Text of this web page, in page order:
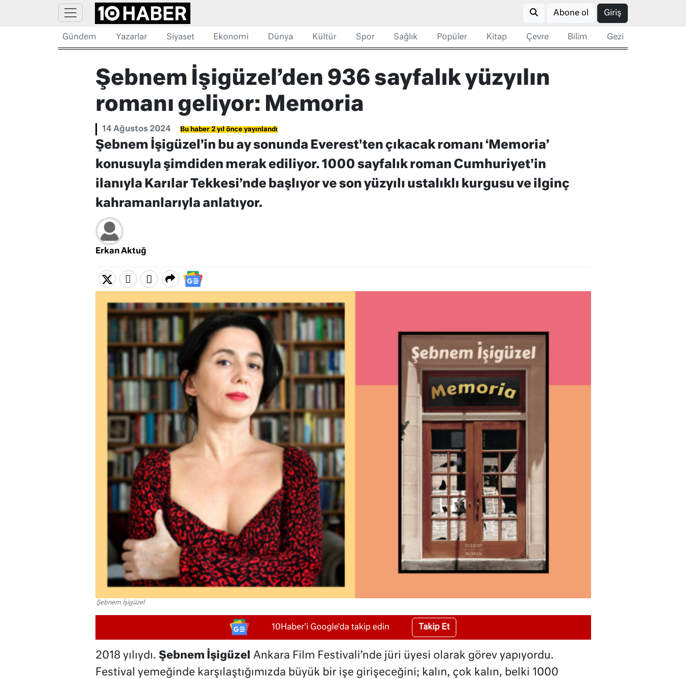
Abone ol Giriş
Gündem Yazarlar Siyaset Ekonomi Dünya Kültür Spor Sağlık Popüler Kitap Çevre Bilim Gezi
Şebnem İşigüzel’den 936 sayfalık yüzyılın
romanı geliyor: Memoria
14 Ağustos 2024 Bu haber 2 yıl önce yayınlandı
Şebnem İşigüzel’in bu ay sonunda Everest'ten çıkacak romanı ‘Memoria’
konusuyla şimdiden merak ediliyor. 1000 sayfalık roman Cumhuriyet'in
ilanıyla Karılar Tekkesi’nde başlıyor ve son yüzyılı ustalıklı kurgusu ve ilginç
kahramanlarıyla anlatıyor.
Erkan Aktuğ
Şebnem İşigüzel
10Haber'i Google'da takip edin Takip Et
2018 yılıydı. Şebnem İşigüzel Ankara Film Festivali’nde jüri üyesi olarak görev yapıyordu.
Festival yemeğinde karşılaştığımızda büyük bir işe girişeceğini; kalın, çok kalın, belki 1000